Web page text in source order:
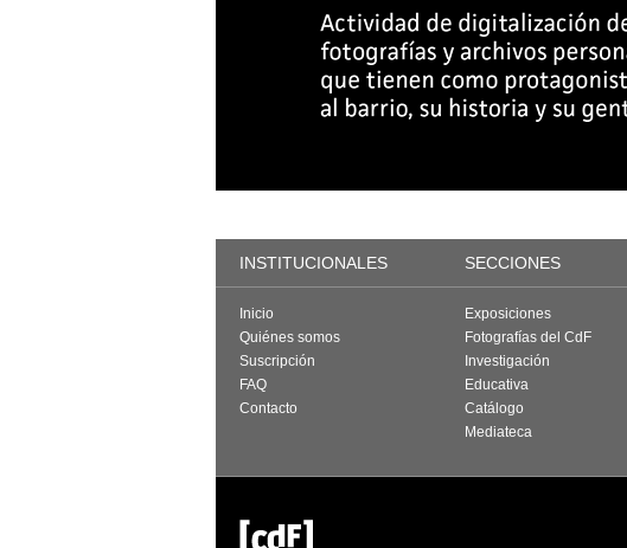
INSTITUCIONALES SECCIONES
Inicio
Quiénes somos
Suscripción
FAQ
Contacto
Exposiciones
Fotografías del CdF
Investigación
Educativa
Catálogo
Mediateca